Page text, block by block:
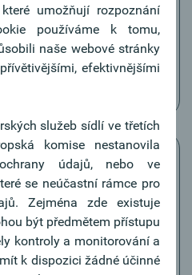
obratů
náhled na dnešní obraty
a v případě potřeby za
příkazy
čekají dříve v Multicash
EBICS-programu zadané
umožňují rozpoznání
používáme k tomu,
naše webové stránky
efektivnějšími
služeb sídlí ve třetích
komise nestanovila
údajů, nebo ve
se neúčastní rámce pro
Zejména zde existuje
být předmětem přístupu
kontroly a monitorování a
k dispozici žádné účinné